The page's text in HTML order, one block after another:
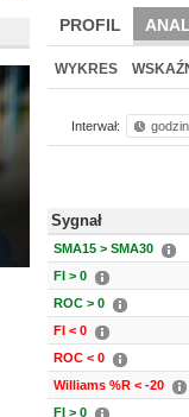
PROFIL
WYCENA BR
WYKRES
Interwał:
Sygnał
SMA15 > SMA30
FI > 0
ROC > 0
FI < 0
ROC < 0
Williams %R < -20
FI > 0